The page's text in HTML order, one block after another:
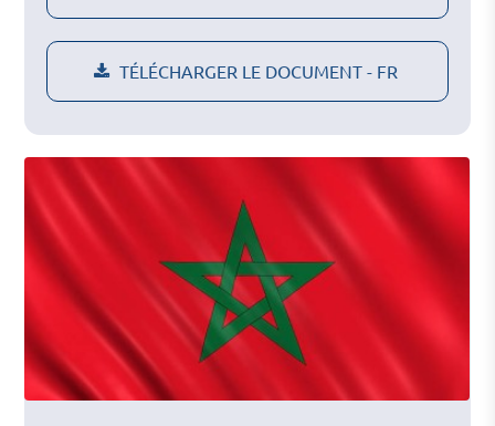
TÉLÉCHARGER LE DOCUMENT - FR